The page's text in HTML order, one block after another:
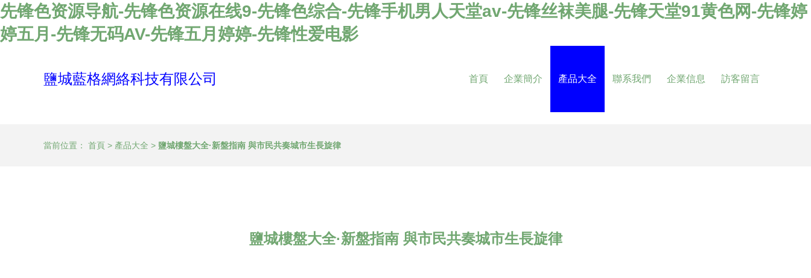
先锋色资源导航-先锋色资源在线9-先锋色综合-先锋手机男人天堂av-先锋丝袜美腿-先锋天堂91黄色网-先锋婷
婷五月-先锋无码AV-先锋五月婷婷-先锋性爱电影
鹽城藍格網絡科技有限公司 首頁 企業簡介 產品大全 聯系我們 企業信息 訪客留言
當前位置： 首頁 > 產品大全 > 鹽城樓盤大全·新盤指南 與市民共奏城市生長旋律
鹽城樓盤大全·新盤指南 與市民共奏城市生長旋律